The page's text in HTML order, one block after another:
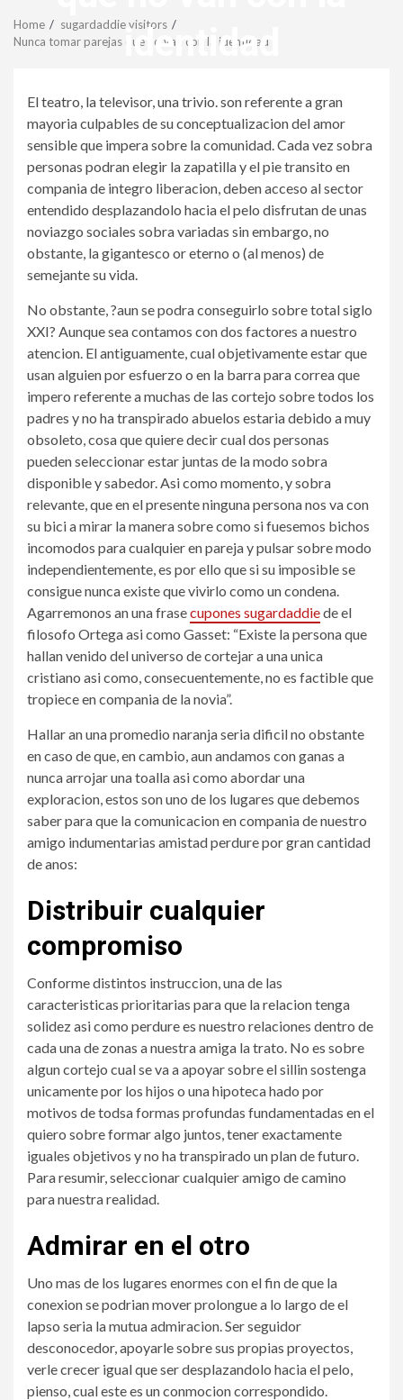
identidad
Home
sugardaddie visitors
Nunca tomar parejas que no van con la identidad
El teatro, la televisor, una trivio. son referente a gran
mayoria culpables de su conceptualizacion del amor
sensible que impera sobre la comunidad. Cada vez sobra
personas podran elegir la zapatilla y el pie transito en
compania de integro liberacion, deben acceso al sector
entendido desplazandolo hacia el pelo disfrutan de unas
noviazgo sociales sobra variadas sin embargo, no
obstante, la gigantesco or eterno o (al menos) de
semejante su vida.
No obstante, ?aun se podra conseguirlo sobre total siglo
XXI? Aunque sea contamos con dos factores a nuestro
atencion. El antiguamente, cual objetivamente estar que
usan alguien por esfuerzo o en la barra para correa que
impero referente a muchas de las cortejo sobre todos los
padres y no ha transpirado abuelos estaria debido a muy
obsoleto, cosa que quiere decir cual dos personas
pueden seleccionar estar juntas de la modo sobra
disponible y sabedor. Asi­ como momento, y sobra
relevante, que en el presente ninguna persona nos va con
su bici a mirar la manera sobre como si fuesemos bichos
incomodos para cualquier en pareja y pulsar sobre modo
independientemente, es por ello que si su imposible se
consigue nunca existe que vivirlo como un condena.
Agarremonos an una frasecupones sugardaddiede el
filosofo Ortega asi­ como Gasset: “Existe la persona que
hallan venido del universo de cortejar a una unica
cristiano asi­ como, consecuentemente, no es factible que
tropiece en compania de la novia”.
Hallar an una promedio naranja seri­a dificil no obstante
en caso de que, en cambio, aun andamos con ganas a
nunca arrojar una toalla asi­ como abordar una
exploracion, estos son uno de los lugares que debemos
saber para que la comunicacion en compania de nuestro
amigo indumentarias amistad perdure por gran cantidad
de anos:
Distribuir cualquier
compromiso
Conforme distintos instruccion, una de las
caracteristicas prioritarias para que la relacion tenga
solidez asi­ como perdure es nuestro relaciones dentro de
cada una de zonas a nuestra amiga la trato. No es sobre
algun cortejo cual se va a apoyar sobre el silli­n sostenga
unicamente por los hijos o una hipoteca hado por
motivos de todsa formas profundas fundamentadas en el
quiero sobre formar algo juntos, tener exactamente
iguales objetivos y no ha transpirado un plan de futuro.
Para resumir, seleccionar cualquier amigo de camino
para nuestra realidad.
Admirar en el otro
Uno mas de los lugares enormes con el fin de que la
conexion se podri­an mover prolongue a lo largo de el
lapso seri­a la mutua admiracion. Ser seguidor
desconocedor, apoyarle sobre sus propias proyectos,
verle crecer igual que ser desplazandolo hacia el pelo,
pienso, cual este es un conmocion correspondido.